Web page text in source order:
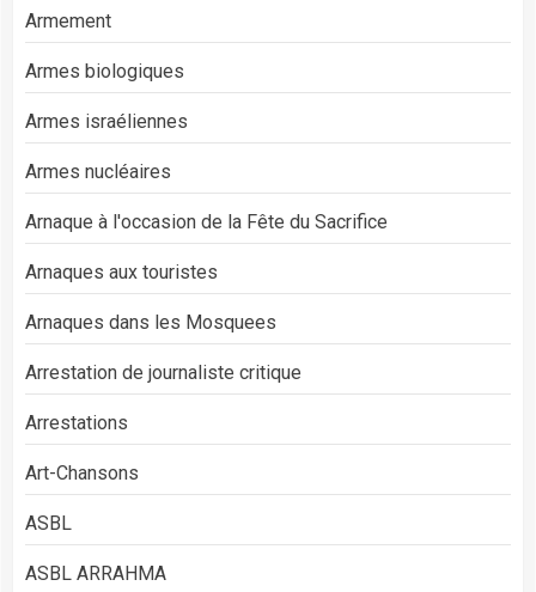
Armement
Armes biologiques
Armes israéliennes
Armes nucléaires
Arnaque à l'occasion de la Fête du Sacrifice
Arnaques aux touristes
Arnaques dans les Mosquees
Arrestation de journaliste critique
Arrestations
Art-Chansons
ASBL
ASBL ARRAHMA